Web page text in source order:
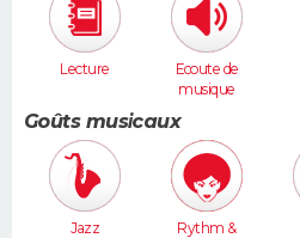
Lecture
Ecoute de
musique
Goûts musicaux
Jazz
Rythm &